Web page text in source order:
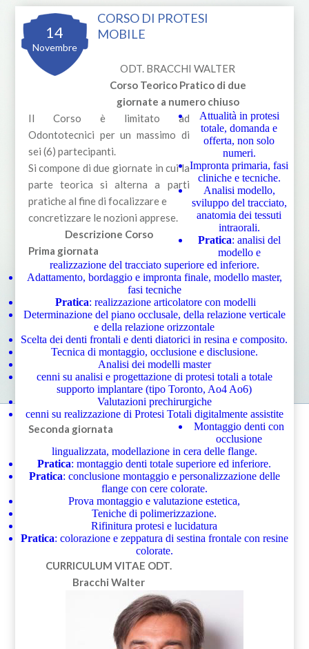
14
Novembre
CORSO DI PROTESI
MOBILE
ODT. BRACCHI WALTER
Corso Teorico Pratico di due
giornate a numero chiuso
Il Corso è limitato ad
Odontotecnici per un massimo di
sei (6) partecipanti.
Si compone di due giornate in cui la
parte teorica si alterna a parti
pratiche al fine di focalizzare e
concretizzare le nozioni apprese.
Descrizione Corso
Prima giornata
Attualità in protesi
totale, domanda e
offerta, non solo
numeri.
Impronta primaria, fasi
cliniche e tecniche.
Analisi modello,
sviluppo del tracciato,
anatomia dei tessuti
intraorali.
Pratica: analisi del
modello e
realizzazione del tracciato superiore ed inferiore.
Adattamento, bordaggio e impronta finale, modello master,
fasi tecniche
Pratica: realizzazione articolatore con modelli
Determinazione del piano occlusale, della relazione verticale
e della relazione orizzontale
Scelta dei denti frontali e denti diatorici in resina e composito.
Tecnica di montaggio, occlusione e disclusione.
Analisi dei modelli master
cenni su analisi e progettazione di protesi totali a totale
supporto implantare (tipo Toronto, Ao4 Ao6)
Valutazioni prechirurgiche
cenni su realizzazione di Protesi Totali digitalmente assistite
Seconda giornata
Montaggio denti con
occlusione
lingualizzata, modellazione in cera delle flange.
Pratica: montaggio denti totale superiore ed inferiore.
Pratica: conclusione montaggio e personalizzazione delle
flange con cere colorate.
Prova montaggio e valutazione estetica,
Teniche di polimerizzazione.
Rifinitura protesi e lucidatura
Pratica: colorazione e zeppatura di sestina frontale con resine
colorate.
CURRICULUM VITAE ODT.
Bracchi Walter